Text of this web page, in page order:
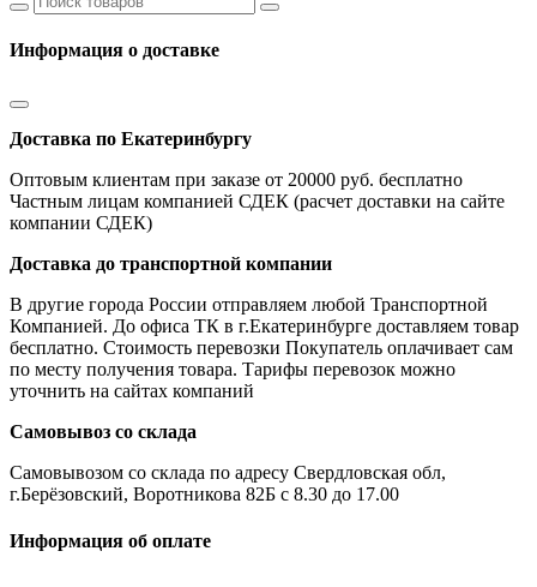
Информация о доставке
Доставка по Екатеринбургу
Оптовым клиентам при заказе от 20000 руб. бесплатно
Частным лицам компанией СДЕК (расчет доставки на сайте
компании СДЕК)
Доставка до транспортной компании
В другие города России отправляем любой Транспортной
Компанией. До офиса ТК в г.Екатеринбурге доставляем товар
бесплатно. Стоимость перевозки Покупатель оплачивает сам
по месту получения товара. Тарифы перевозок можно
уточнить на сайтах компаний
Самовывоз со склада
Самовывозом со склада по адресу Свердловская обл,
г.Берёзовский, Воротникова 82Б с 8.30 до 17.00
Информация об оплате